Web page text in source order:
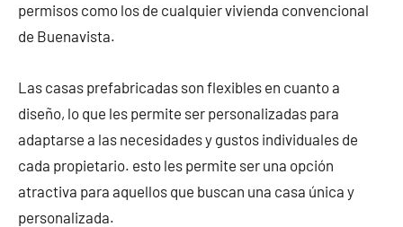
permisos como los de cualquier vivienda convencional
de Buenavista.
Las casas prefabricadas son flexibles en cuanto a
diseño, lo que les permite ser personalizadas para
adaptarse a las necesidades y gustos individuales de
cada propietario. esto les permite ser una opción
atractiva para aquellos que buscan una casa única y
personalizada.